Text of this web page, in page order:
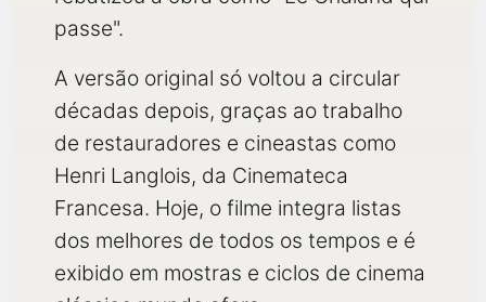
passe".
A versão original só voltou a circular
décadas depois, graças ao trabalho
de restauradores e cineastas como
Henri Langlois, da Cinemateca
Francesa. Hoje, o filme integra listas
dos melhores de todos os tempos e é
exibido em mostras e ciclos de cinema